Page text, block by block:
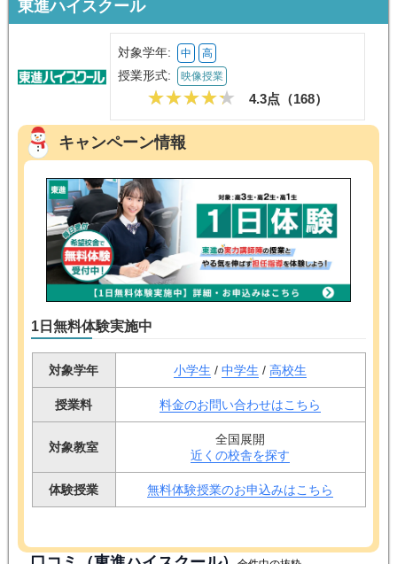
東進ハイスクール
対象学年: 中 高
授業形式: 映像授業
4.3点（168）
キャンペーン情報
1日無料体験実施中
対象学年 小学生 / 中学生 / 高校生
授業料 料金のお問い合わせはこちら
対象教室
全国展開
近くの校舎を探す
体験授業 無料体験授業のお申込みはこちら